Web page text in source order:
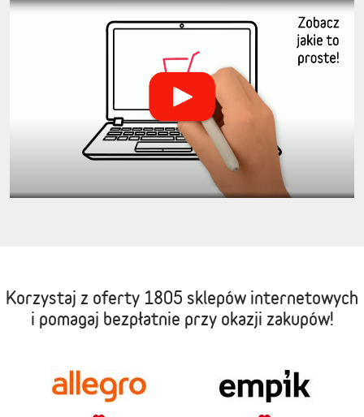
Korzystaj z oferty 1805 sklepów internetowych
i pomagaj bezpłatnie przy okazji zakupów!